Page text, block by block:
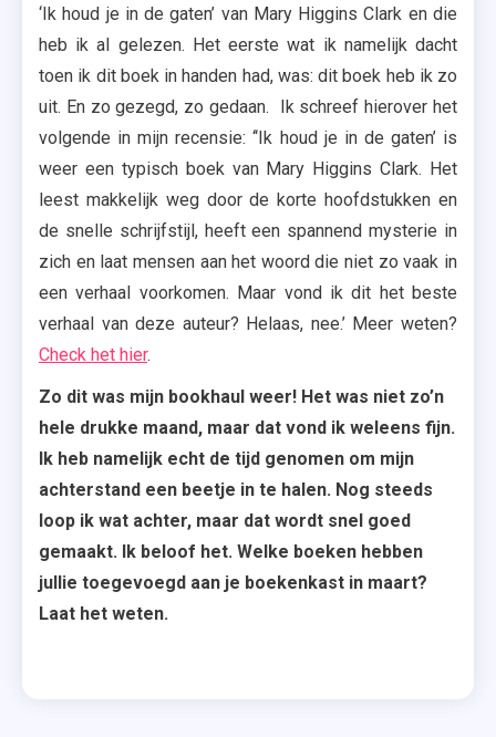
‘Ik houd je in de gaten’ van Mary Higgins Clark en die
heb ik al gelezen. Het eerste wat ik namelijk dacht
toen ik dit boek in handen had, was: dit boek heb ik zo
uit. En zo gezegd, zo gedaan. Ik schreef hierover het
volgende in mijn recensie: ‘‘Ik houd je in de gaten’ is
weer een typisch boek van Mary Higgins Clark. Het
leest makkelijk weg door de korte hoofdstukken en
de snelle schrijfstijl, heeft een spannend mysterie in
zich en laat mensen aan het woord die niet zo vaak in
een verhaal voorkomen. Maar vond ik dit het beste
verhaal van deze auteur? Helaas, nee.’ Meer weten?
Check het hier.
Zo dit was mijn bookhaul weer! Het was niet zo’n
hele drukke maand, maar dat vond ik weleens fijn.
Ik heb namelijk echt de tijd genomen om mijn
achterstand een beetje in te halen. Nog steeds
loop ik wat achter, maar dat wordt snel goed
gemaakt. Ik beloof het. Welke boeken hebben
jullie toegevoegd aan je boekenkast in maart?
Laat het weten.